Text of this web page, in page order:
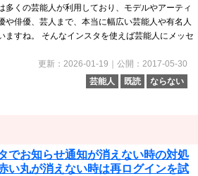
多くの芸能人が利用しており、モデルやアーティ
や俳優、芸人まで、本当に幅広い芸能人や有名人
ますね。 そんなインスタを使えば芸能人にメッセ
更新：2026-01-19｜公開：2017-05-30
芸能人
既読 ならない
でお知らせ通知が消えない時の対処
い丸が消えない時は再ログインを試